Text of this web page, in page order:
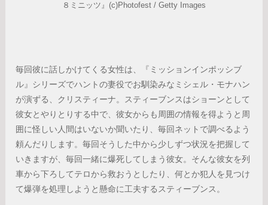
８ミニッツ』(c)Photofest / Getty Images
毎回彼に話しかけてくる女性は、『ミッションインポッシブ
ル』シリーズでハントの妻役でお馴染みなミシェル・モナハン
が演ずる、クリスティーナ。スティーブンスはショーンとして
彼女とやりとりする中で、彼女からも周囲の情報を得ようと周
囲に怪しい人間はいないか聞いたり、毎回ネットで調べるよう
頼んだりします。毎回そうした中から少しずつ状況を把握して
いきますが、毎回一緒に爆死してしまう彼女。そんな彼女を列
車から下ろしてテロから救おうとしたり、何とか犯人を見つけ
て爆弾を処理しようと懸命に工夫するスティーブンス。